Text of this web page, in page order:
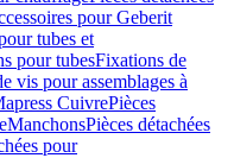
pour Geberit
tubes et
pour tubesFixations de
vis pour assemblages à
CuivrePièces
ManchonsPièces détachées
pour